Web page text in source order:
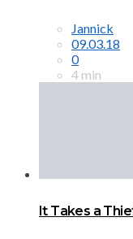
Jannick
09.03.18
0
4 min
It Takes a